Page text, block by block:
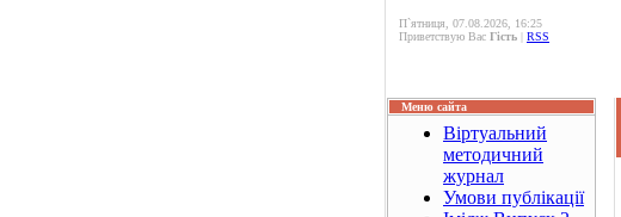
П`ятниця, 07.08.2026, 16:25
Приветствую Вас Гість | RSS
Меню сайта
Віртуальний
методичний
журнал
Умови публікації